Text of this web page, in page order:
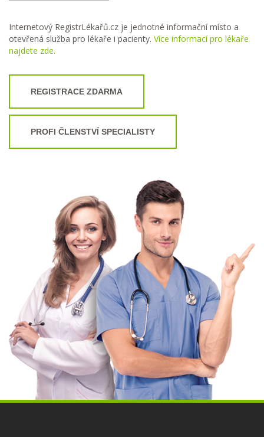
Internetový RegistrLékařů.cz je jednotné informační místo a
otevřená služba pro lékaře i pacienty. Více informací pro lékaře
najdete zde.
REGISTRACE ZDARMA
PROFI ČLENSTVÍ SPECIALISTY